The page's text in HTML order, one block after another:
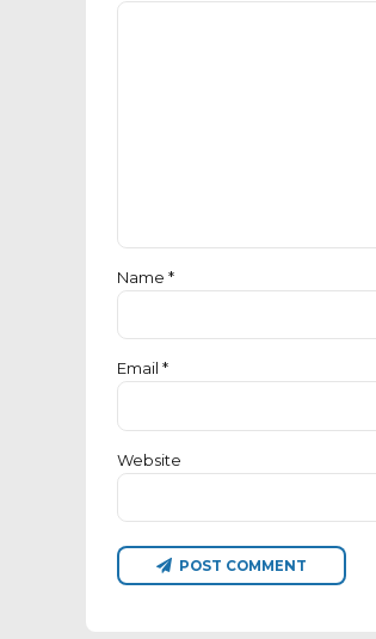
Name *
Email *
Website
POST COMMENT